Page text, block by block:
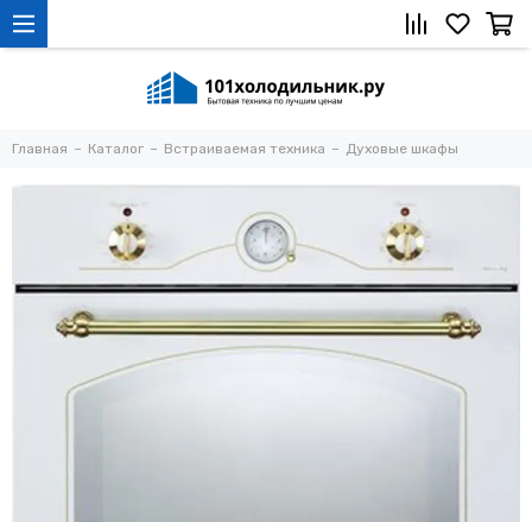
Главная Каталог Встраиваемая техника Духовые шкафы